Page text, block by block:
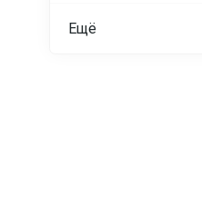
Ещё